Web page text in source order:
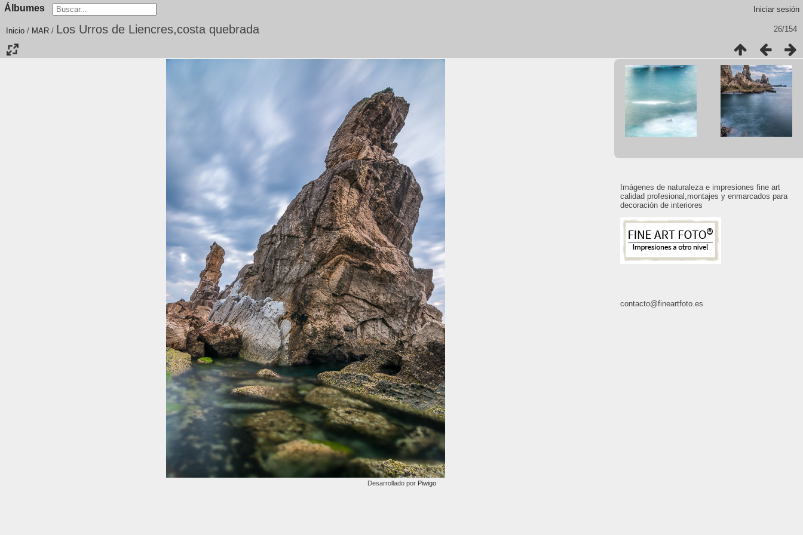
Álbumes Iniciar sesión
26/154
Inicio / MAR / Los Urros de Liencres,costa quebrada
Imágenes de naturaleza e impresiones fine art
calidad profesional,montajes y enmarcados para
decoración de interiores
contacto@fineartfoto.es
Desarrollado por Piwigo